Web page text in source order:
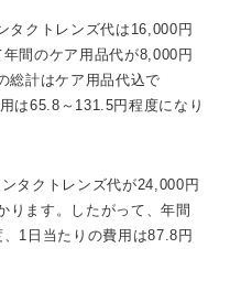
タクトレンズ代は16,000円
間のケア用品代が8,000円
総計はケア用品代込で
は65.8～131.5円程度になり
タクトレンズ代が24,000円
ります。したがって、年間
1日当たりの費用は87.8円